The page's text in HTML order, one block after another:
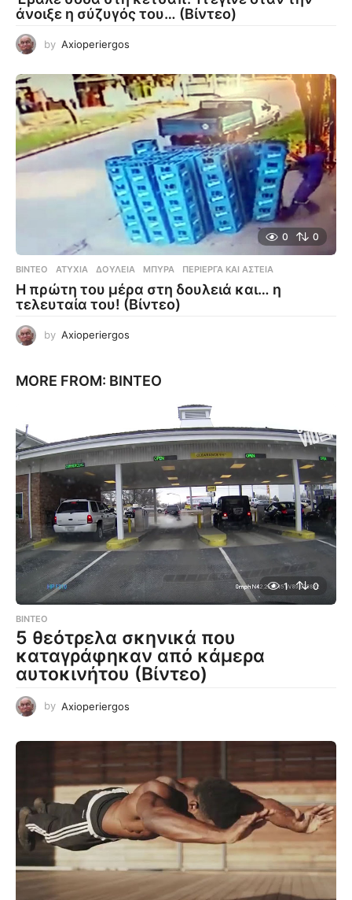
άνοιξε η σύζυγός του… (Βίντεο)
by Axioperiergos
0 0
ΒΊΝΤΕΟ ΑΤΥΧΊΑ ,ΔΟΥΛΕΙΆ ,ΜΠΎΡΑ ,ΠΕΡΊΕΡΓΑ ΚΑΙ ΑΣΤΕΊΑ
Η πρώτη του μέρα στη δουλειά και… η
τελευταία του! (Βίντεο)
by Axioperiergos
MORE FROM: ΒΊΝΤΕΟ
1 0
ΒΊΝΤΕΟ
5 θεότρελα σκηνικά που
καταγράφηκαν από κάμερα
αυτοκινήτου (Βίντεο)
by Axioperiergos